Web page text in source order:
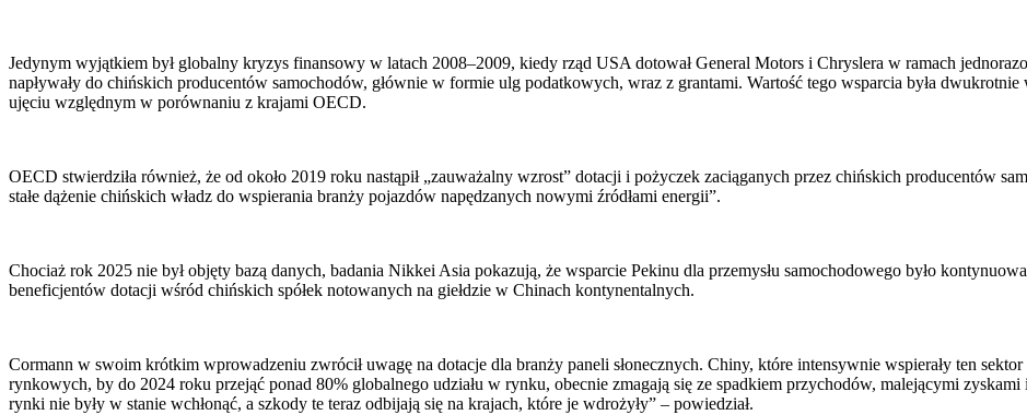
Jedynym wyjątkiem był globalny kryzys finansowy w latach 2008–2009, kiedy rząd USA dotował General Motors i Chryslera w ramach
napływały do chińskich producentów samochodów, głównie w formie ulg podatkowych, wraz z grantami. Wartość tego wsparcia była
ujęciu względnym w porównaniu z krajami OECD.
OECD stwierdziła również, że od około 2019 roku nastąpił „zauważalny wzrost” dotacji i pożyczek zaciąganych przez chińskich producentów
stałe dążenie chińskich władz do wspierania branży pojazdów napędzanych nowymi źródłami energii”.
Chociaż rok 2025 nie był objęty bazą danych, badania Nikkei Asia pokazują, że wsparcie Pekinu dla przemysłu samochodowego było
beneficjentów dotacji wśród chińskich spółek notowanych na giełdzie w Chinach kontynentalnych.
Cormann w swoim krótkim wprowadzeniu zwrócił uwagę na dotacje dla branży paneli słonecznych. Chiny, które intensywnie wspierały ten
rynkowych, by do 2024 roku przejąć ponad 80% globalnego udziału w rynku, obecnie zmagają się ze spadkiem przychodów, malejącymi
rynki nie były w stanie wchłonąć, a szkody te teraz odbijają się na krajach, które je wdrożyły” – powiedział.